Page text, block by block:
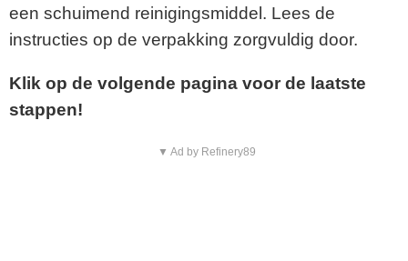
een schuimend reinigingsmiddel. Lees de
instructies op de verpakking zorgvuldig door.
Klik op de volgende pagina voor de laatste
stappen!
▼ Ad by Refinery89